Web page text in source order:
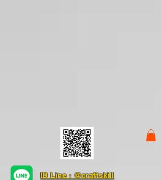
ID Line : @craftskill